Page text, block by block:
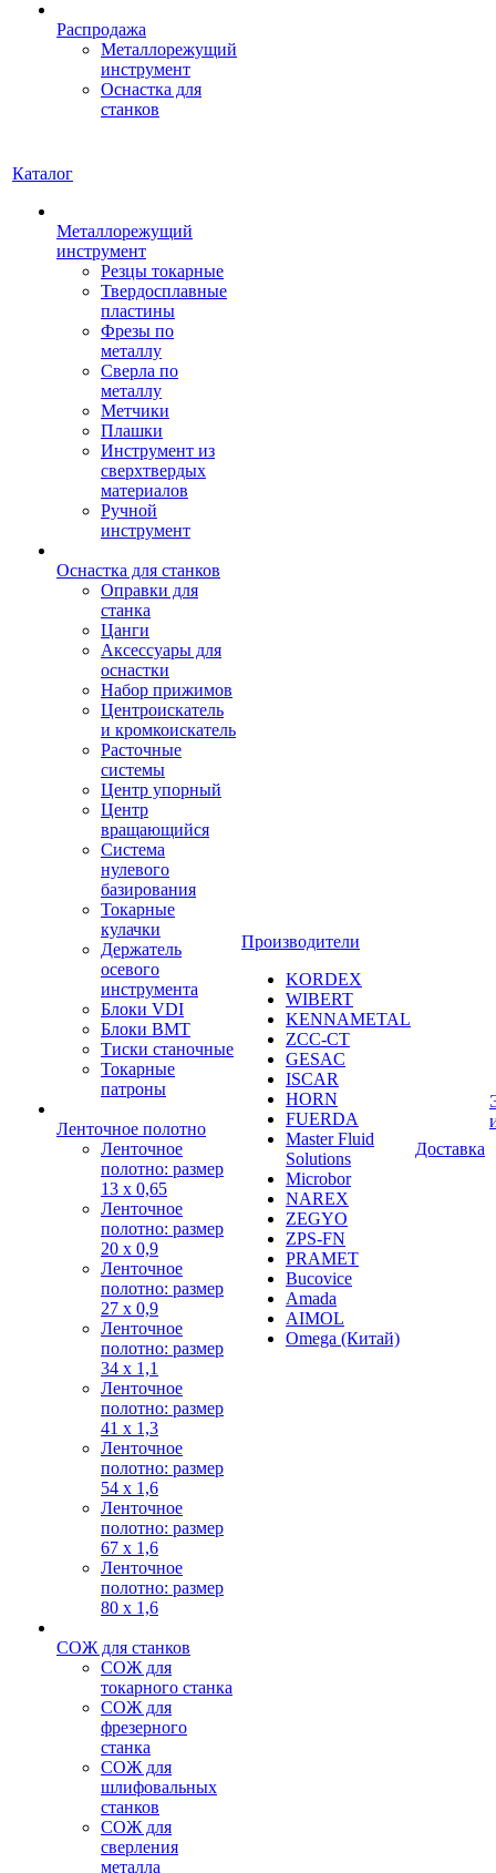
Распродажа
Металлорежущий
инструмент
Оснастка для
станков
Каталог
Металлорежущий
инструмент
Резцы токарные
Твердосплавные
пластины
Фрезы по
металлу
Сверла по
металлу
Метчики
Плашки
Инструмент из
сверхтвердых
материалов
Ручной
инструмент
Оснастка для станков
Оправки для
станка
Цанги
Аксессуары для
оснастки
Набор прижимов
Центроискатель
и кромкоискатель
Расточные
системы
Центр упорный
Центр
вращающийся
Система
нулевого
базирования
Токарные
кулачки
Держатель
осевого
инструмента
Блоки VDI
Блоки BMT
Тиски станочные
Токарные
патроны
Ленточное полотно
Ленточное
полотно: размер
13 х 0,65
Ленточное
полотно: размер
20 х 0,9
Ленточное
полотно: размер
27 х 0,9
Ленточное
полотно: размер
34 х 1,1
Ленточное
полотно: размер
41 х 1,3
Ленточное
полотно: размер
54 х 1,6
Ленточное
полотно: размер
67 х 1,6
Ленточное
полотно: размер
80 х 1,6
СОЖ для станков
СОЖ для
токарного станка
СОЖ для
фрезерного
станка
СОЖ для
шлифовальных
станков
СОЖ для
сверления
металла
Производители
KORDEX
WIBERT
KENNAMETAL
ZCC-CT
GESAC
ISCAR
HORN
FUERDA
Master Fluid
Solutions
Microbor
NAREX
ZEGYO
ZPS-FN
PRAMET
Bucovice
Amada
AIMOL
Omega (Китай)
Доставка